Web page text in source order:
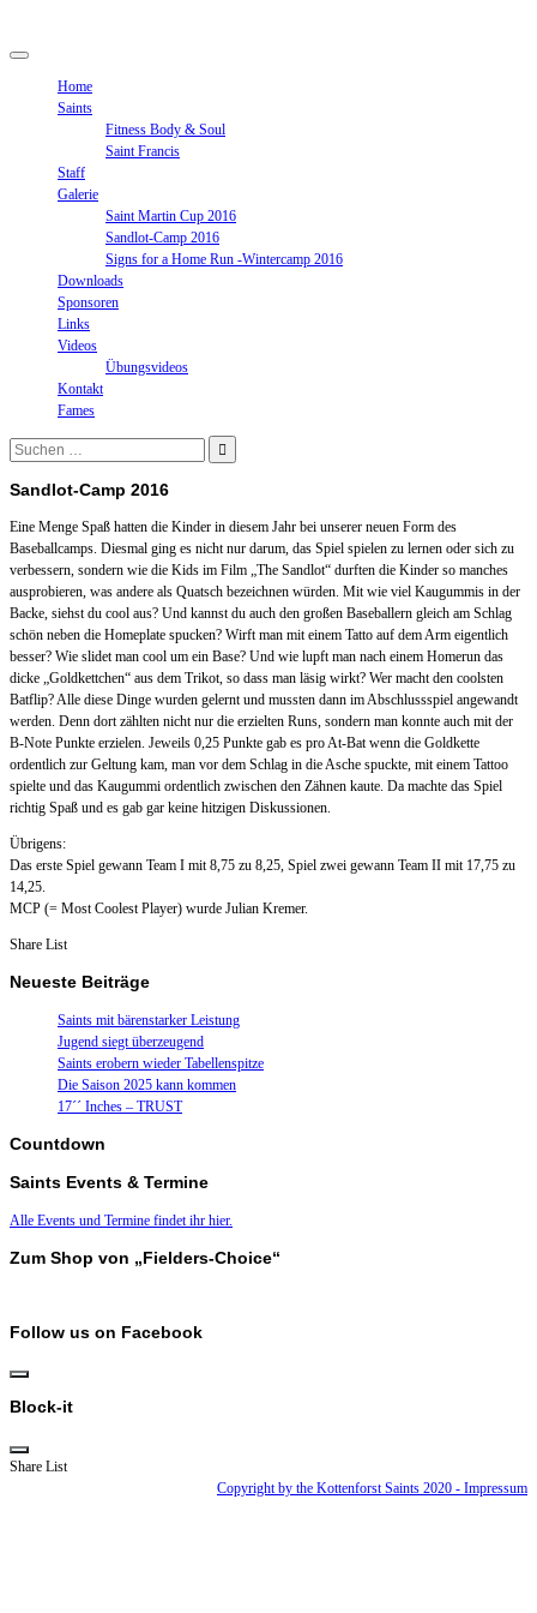
zum
Home
Saints
Fitness Body & Soul
Saint Francis
Staff
Galerie
Saint Martin Cup 2016
Sandlot-Camp 2016
Signs for a Home Run -Wintercamp 2016
Downloads
Sponsoren
Links
Videos
Übungsvideos
Kontakt
Fames
Suchen
nach:
Sandlot-Camp 2016
Eine Menge Spaß hatten die Kinder in diesem Jahr bei unserer neuen Form des
Baseballcamps. Diesmal ging es nicht nur darum, das Spiel spielen zu lernen oder sich zu
verbessern, sondern wie die Kids im Film „The Sandlot“ durften die Kinder so manches
ausprobieren, was andere als Quatsch bezeichnen würden. Mit wie viel Kaugummis in der
Backe, siehst du cool aus? Und kannst du auch den großen Baseballern gleich am Schlag
schön neben die Homeplate spucken? Wirft man mit einem Tatto auf dem Arm eigentlich
besser? Wie slidet man cool um ein Base? Und wie lupft man nach einem Homerun das
dicke „Goldkettchen“ aus dem Trikot, so dass man läsig wirkt? Wer macht den coolsten
Batflip? Alle diese Dinge wurden gelernt und mussten dann im Abschlussspiel angewandt
werden. Denn dort zählten nicht nur die erzielten Runs, sondern man konnte auch mit der
B-Note Punkte erzielen. Jeweils 0,25 Punkte gab es pro At-Bat wenn die Goldkette
ordentlich zur Geltung kam, man vor dem Schlag in die Asche spuckte, mit einem Tattoo
spielte und das Kaugummi ordentlich zwischen den Zähnen kaute. Da machte das Spiel
richtig Spaß und es gab gar keine hitzigen Diskussionen.
Übrigens:
Das erste Spiel gewann Team I mit 8,75 zu 8,25, Spiel zwei gewann Team II mit 17,75 zu
14,25.
MCP (= Most Coolest Player) wurde Julian Kremer.
Share List
Neueste Beiträge
Saints mit bärenstarker Leistung
Jugend siegt überzeugend
Saints erobern wieder Tabellenspitze
Die Saison 2025 kann kommen
17´´ Inches – TRUST
Countdown
Saints Events & Termine
Alle Events und Termine findet ihr hier.
Zum Shop von „Fielders-Choice“
Follow us on Facebook
Block-it
Share List
Copyright by the Kottenforst Saints 2020 - Impressum